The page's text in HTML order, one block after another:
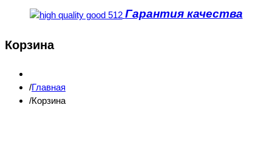
Гарантия качества
Корзина
Главная
Корзина